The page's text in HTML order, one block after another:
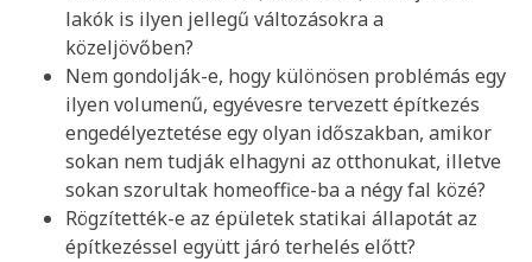
lakók is ilyen jellegű változásokra a
közeljövőben?
Nem gondolják-e, hogy különösen problémás egy
ilyen volumenű, egyévesre tervezett építkezés
engedélyeztetése egy olyan időszakban, amikor
sokan nem tudják elhagyni az otthonukat, illetve
sokan szorultak homeoffice-ba a négy fal közé?
Rögzítették-e az épületek statikai állapotát az
építkezéssel együtt járó terhelés előtt?